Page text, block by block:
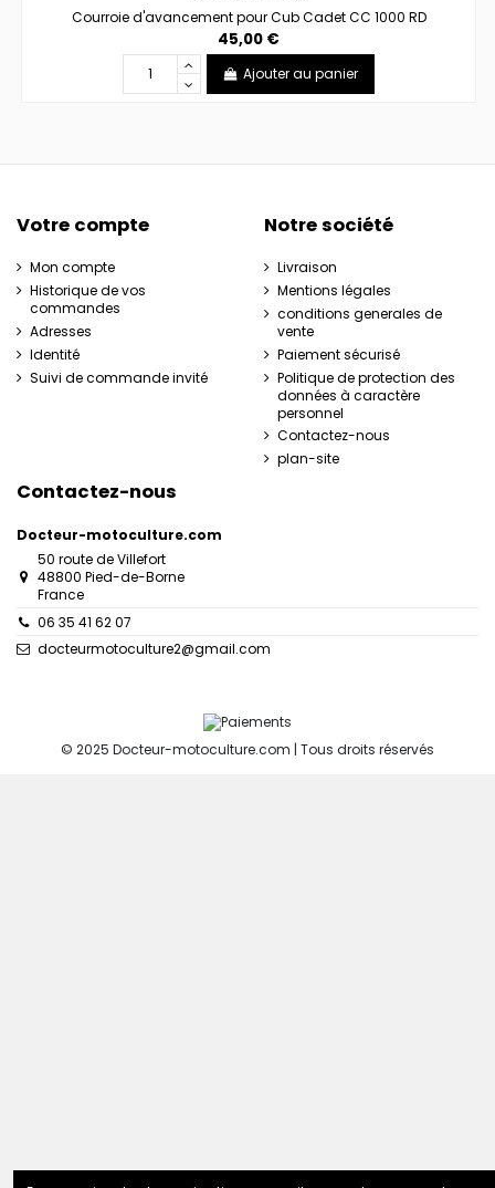
Courroie d'avancement pour Cub Cadet CC 1000 RD
45,00 €
Ajouter au panier
Votre compte
Mon compte
Historique de vos
commandes
Adresses
Identité
Suivi de commande invité
Notre société
Livraison
Mentions légales
conditions generales de
vente
Paiement sécurisé
Politique de protection des
données à caractère
personnel
Contactez-nous
plan-site
Contactez-nous
Docteur-motoculture.com
50 route de Villefort
48800 Pied-de-Borne
France
06 35 41 62 07
docteurmotoculture2@gmail.com
© 2025 Docteur-motoculture.com | Tous droits réservés